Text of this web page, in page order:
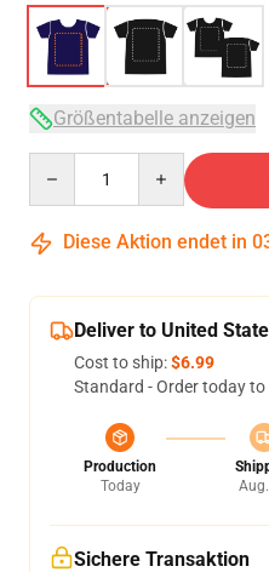
Größentabelle anzeigen
Diese Aktion endet in
Deliver to United
Cost to ship:$6.99
Standard - Order today to
Production
Today
Sichere Transaktion